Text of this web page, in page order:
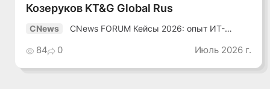
Козеруков KT&G Global Rus
CNews
CNews FORUM Кейсы 2026: опыт ИТ-
84 0 Июль 2026 г.